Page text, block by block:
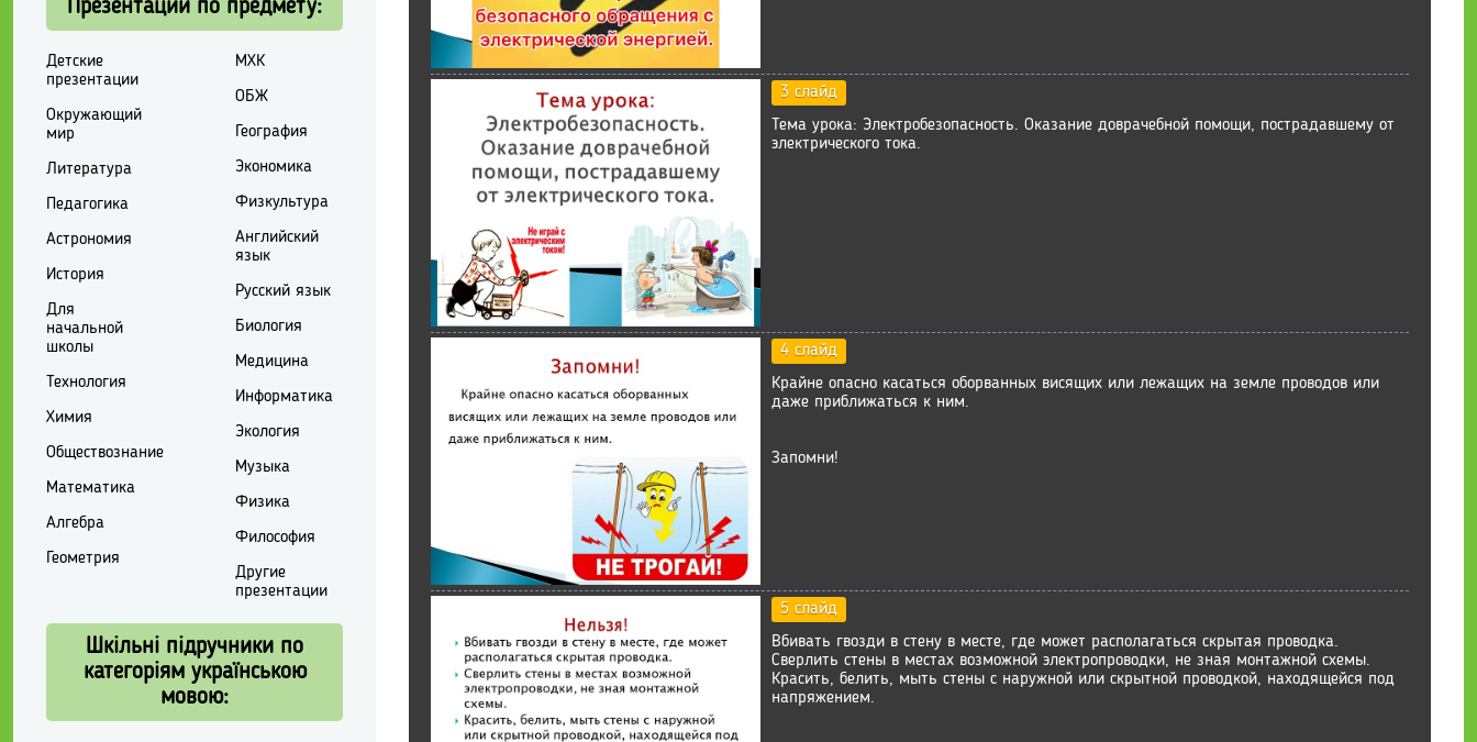
3 слайд
Тема урока: Электробезопасность. Оказание доврачебной помощи, пострадавшему от
электрического тока.
4 слайд
Крайне опасно касаться оборванных висящих или лежащих на земле проводов или
даже приближаться к ним.
Запомни!
5 слайд
Вбивать гвозди в стену в месте, где может располагаться скрытая проводка.
Сверлить стены в местах возможной электропроводки, не зная монтажной схемы.
Красить, белить, мыть стены с наружной или скрытной проводкой, находящейся под
напряжением.
Презентации по предмету:
Детские
презентации
Окружающий
мир
Литература
Педагогика
Астрономия
История
Для
начальной
школы
Технология
Химия
Обществознание
Математика
Алгебра
Геометрия
МХК
ОБЖ
География
Экономика
Физкультура
Английский
язык
Русский язык
Биология
Медицина
Информатика
Экология
Музыка
Физика
Философия
Другие
презентации
Шкільні підручники по
категоріям українською
мовою: